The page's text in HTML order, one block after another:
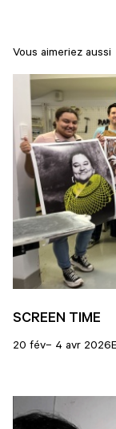
Vous aimeriez aussi
SCREEN TIME
20 fév– 4 avr 2026